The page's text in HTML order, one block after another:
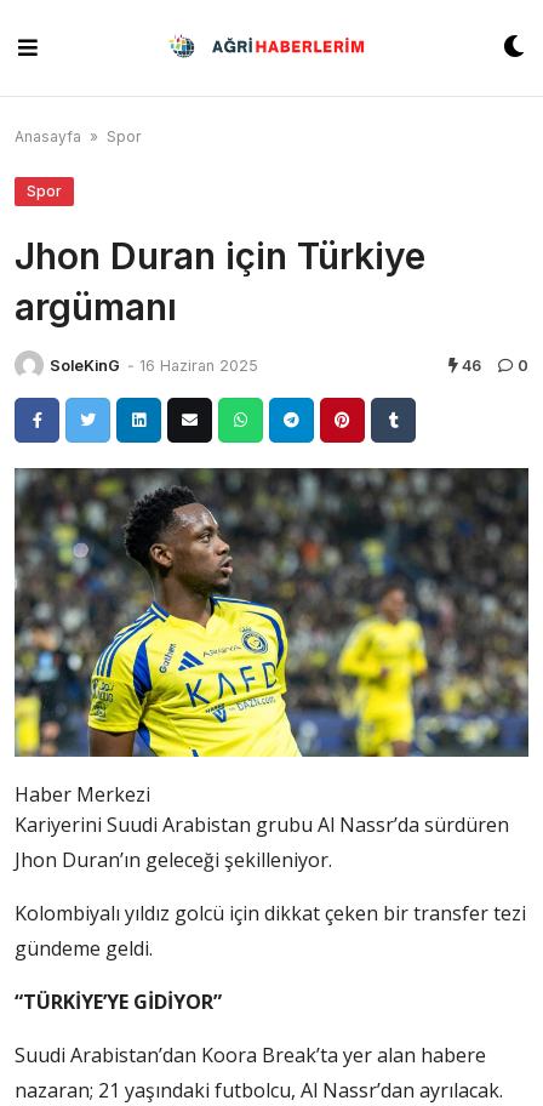
content
Anasayfa » Spor
Spor
Jhon Duran için Türkiye
argümanı
SoleKinG - 16 Haziran 2025 46 0
Haber Merkezi
Kariyerini Suudi Arabistan grubu Al Nassr’da sürdüren
Jhon Duran’ın geleceği şekilleniyor.
Kolombiyalı yıldız golcü için dikkat çeken bir transfer tezi
gündeme geldi.
“TÜRKİYE’YE GİDİYOR”
Suudi Arabistan’dan Koora Break’ta yer alan habere
nazaran; 21 yaşındaki futbolcu, Al Nassr’dan ayrılacak.